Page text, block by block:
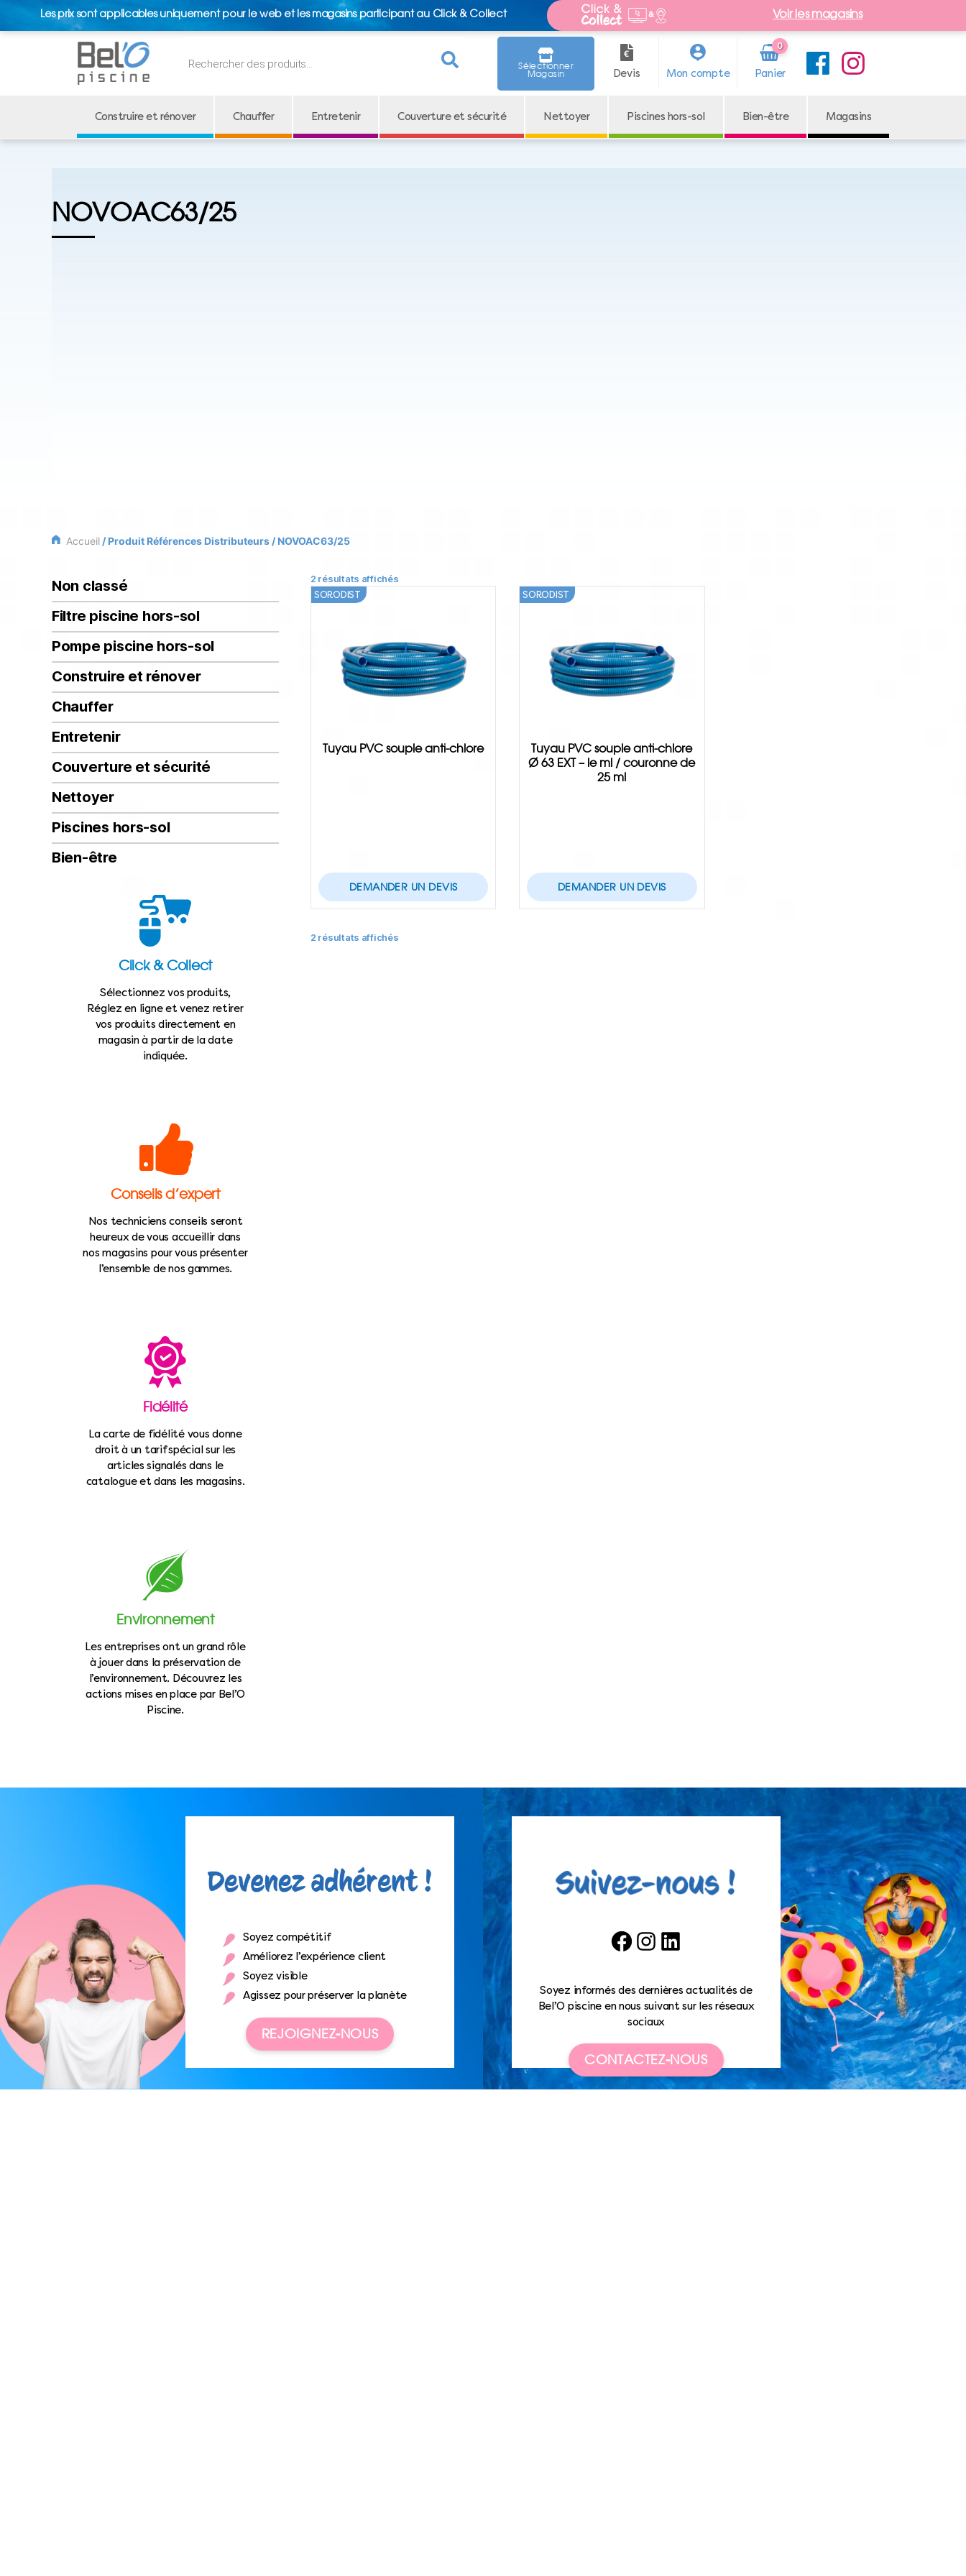
Les prix sont applicables uniquement pour le web et les magasins participant au Click & Collect Voir les magasins
de
Sélectionner
Magasin Devis Mon compte
0
Arti
cle
Construire et rénover Chauffer Entretenir Couverture et sécurité Nettoyer Piscines hors-sol Bien-être Magasins
NOVOAC63/25
Accueil / Produit Références Distributeurs / NOVOAC63/25
2 résultats affichés
Tuyau PVC souple anti-chlore
SORODIST
DEMANDER UN DEVIS
Tuyau PVC souple anti-chlore
Ø 63 EXT – le ml / couronne de
25 ml
SORODIST
DEMANDER UN DEVIS
2 résultats affichés
Non classé
Filtre piscine hors-sol
Pompe piscine hors-sol
Construire et rénover
Chauffer
Entretenir
Couverture et sécurité
Nettoyer
Piscines hors-sol
Bien-être
Click & Collect
Sélectionnez vos produits,
Réglez en ligne et venez retirer
vos produits directement en
magasin à partir de la date
indiquée.
Conseils d’expert
Nos techniciens conseils seront
heureux de vous accueillir dans
nos magasins pour vous présenter
l’ensemble de nos gammes.
Fidélité
La carte de fidélité vous donne
droit à un tarif spécial sur les
articles signalés dans le
catalogue et dans les magasins.
Environnement
Les entreprises ont un grand rôle
à jouer dans la préservation de
l’environnement. Découvrez les
actions mises en place par Bel’O
Piscine.
Soyez compétitif
Améliorez l’expérience client
Soyez visible
Agissez pour préserver la planète
REJOIGNEZ-NOUS
FacebookInstagramLinkedIn
Soyez informés des dernières actualités de
Bel’O piscine en nous suivant sur les réseaux
sociaux
CONTACTEZ-NOUS